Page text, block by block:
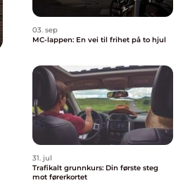
03. sep
MC-lappen: En vei til frihet på to hjul
31. jul
Trafikalt grunnkurs: Din første steg
mot førerkortet